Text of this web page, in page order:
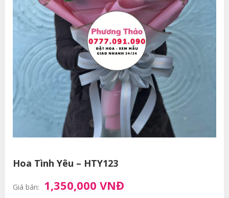
Hoa Tình Yêu – HTY123
Giá bán: 1,350,000 VNĐ